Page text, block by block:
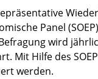
Panel
wird
Mit Hilfe des
werden.